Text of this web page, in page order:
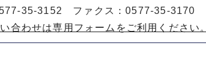
35-3152 ファクス：0577-35-3170
合わせは専用フォームをご利用ください。